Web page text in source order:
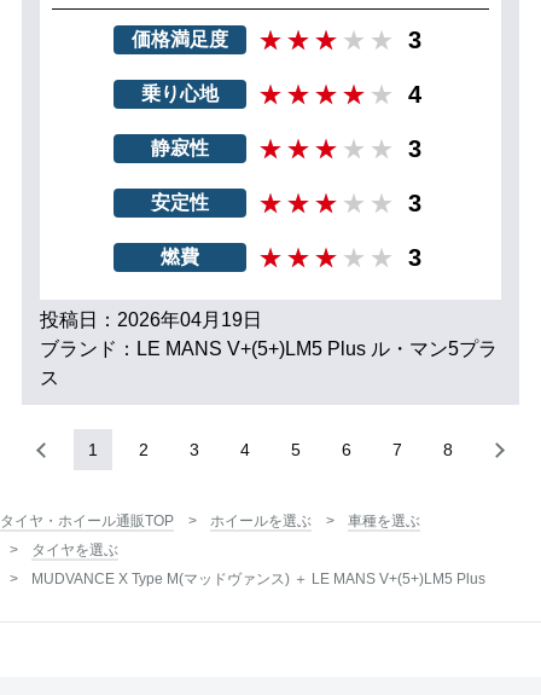
価格満足度 3
乗り心地 4
静寂性 3
安定性 3
燃費 3
投稿日：2026年04月19日
ブランド：LE MANS V+(5+)LM5 Plus ル・マン5プラ
ス
1 2 3 4 5 6 7 8
タイヤ・ホイール通販TOP ホイールを選ぶ
車種を選ぶ
タイヤを選ぶ
MUDVANCE X Type M(マッドヴァンス) ＋ LE MANS V+(5+)LM5 Plus